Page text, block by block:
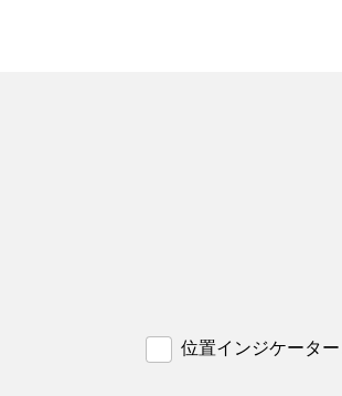
位置インジケータ